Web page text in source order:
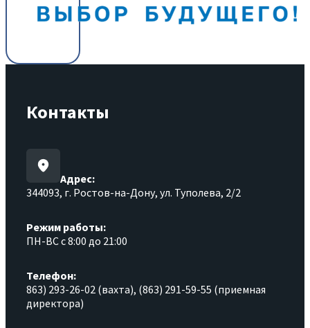
Контакты
Адрес:
344093, г. Ростов-на-Дону, ул. Туполева, 2/2
Режим работы:
ПН-ВС с 8:00 до 21:00
Телефон:
863) 293-26-02 (вахта), (863) 291-59-55 (приемная
директора)